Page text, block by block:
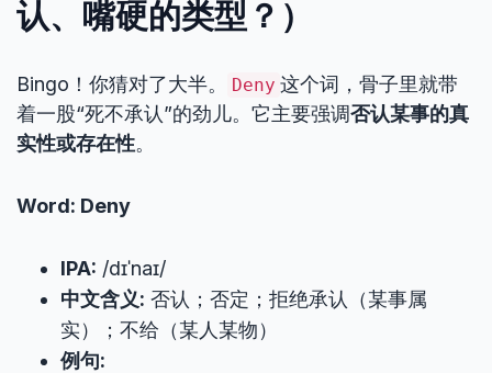
认、嘴硬的类型？）
Bingo！你猜对了大半。 Deny 这个词，骨子里就带
着一股“死不承认”的劲儿。它主要强调否认某事的真
实性或存在性。
Word: Deny
IPA: /dɪˈnaɪ/
中文含义: 否认；否定；拒绝承认（某事属
实）；不给（某人某物）
例句: